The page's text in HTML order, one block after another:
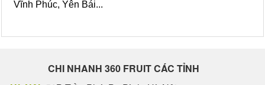
Vĩnh Phúc, Yên Bái...
CHI NHANH 360 FRUIT CÁC TỈNH